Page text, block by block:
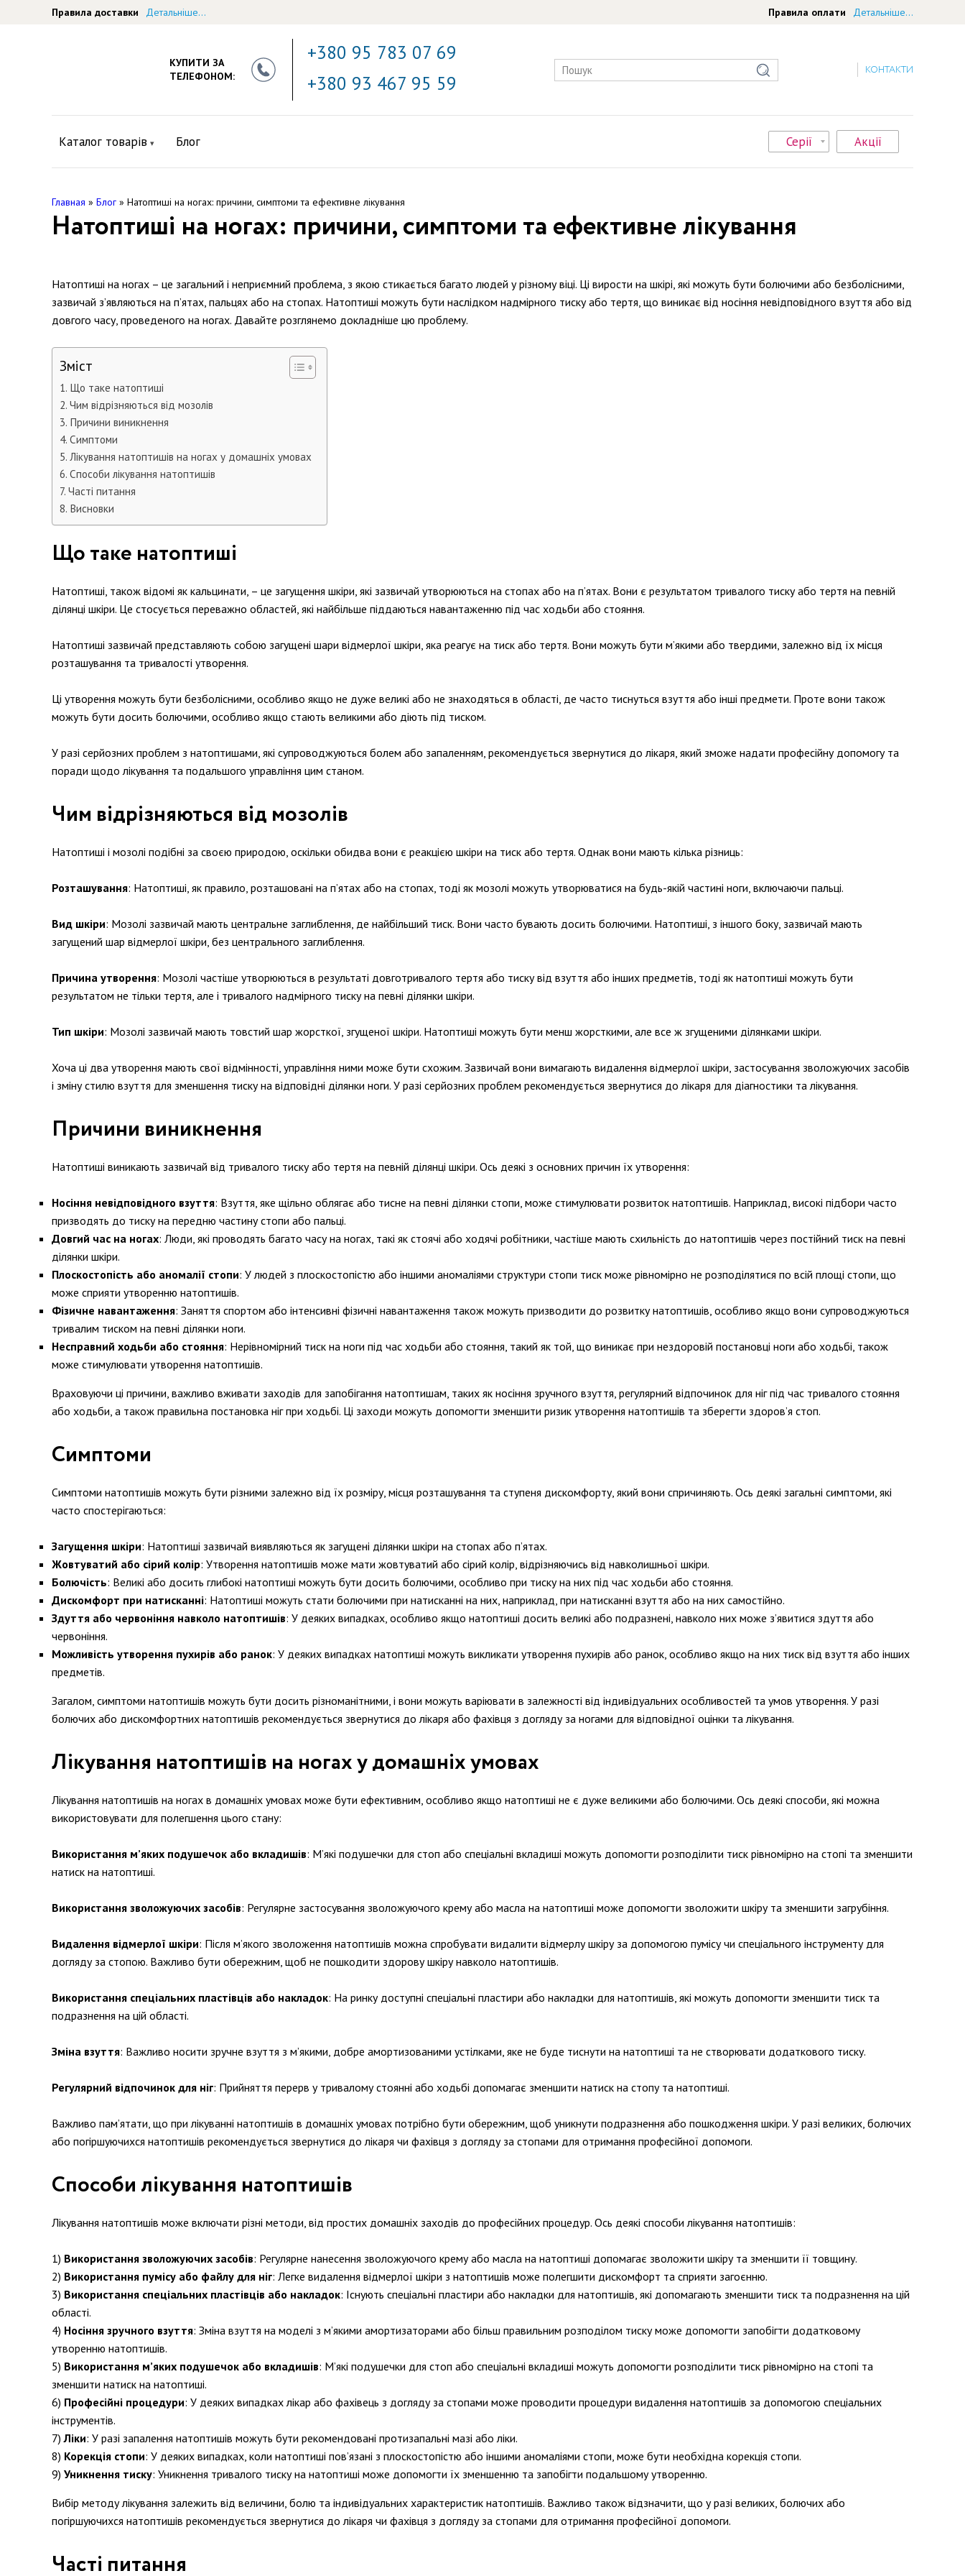
Правила доставки Детальніше... Правила оплати Детальніше...
КУПИТИ ЗА
ТЕЛЕФОНОМ:
+380 95 783 07 69
+380 93 467 95 59
КОНТАКТИ
Каталог товарів Блог Серії Акції
Главная » Блог » Натоптиші на ногах: причини, симптоми та ефективне лікування
Натоптиші на ногах: причини, симптоми та ефективне лікування
Натоптиші на ногах – це загальний і неприємний проблема, з якою стикається багато людей у різному віці. Ці вирости на шкірі, які можуть бути болючими або безболісними,
зазвичай з’являються на п’ятах, пальцях або на стопах. Натоптиші можуть бути наслідком надмірного тиску або тертя, що виникає від носіння невідповідного взуття або від
довгого часу, проведеного на ногах. Давайте розглянемо докладніше цю проблему.
Зміст
Що таке натоптиші
Чим відрізняються від мозолів
Причини виникнення
Симптоми
Лікування натоптишів на ногах у домашніх умовах
Способи лікування натоптишів
Часті питання
Висновки
Що таке натоптиші
Натоптиші, також відомі як кальцинати, – це загущення шкіри, які зазвичай утворюються на стопах або на п’ятах. Вони є результатом тривалого тиску або тертя на певній
ділянці шкіри. Це стосується переважно областей, які найбільше піддаються навантаженню під час ходьби або стояння.
Натоптиші зазвичай представляють собою загущені шари відмерлої шкіри, яка реагує на тиск або тертя. Вони можуть бути м’якими або твердими, залежно від їх місця
розташування та тривалості утворення.
Ці утворення можуть бути безболісними, особливо якщо не дуже великі або не знаходяться в області, де часто тиснуться взуття або інші предмети. Проте вони також
можуть бути досить болючими, особливо якщо стають великими або діють під тиском.
У разі серйозних проблем з натоптишами, які супроводжуються болем або запаленням, рекомендується звернутися до лікаря, який зможе надати професійну допомогу та
поради щодо лікування та подальшого управління цим станом.
Чим відрізняються від мозолів
Натоптиші і мозолі подібні за своєю природою, оскільки обидва вони є реакцією шкіри на тиск або тертя. Однак вони мають кілька різниць:
Розташування: Натоптиші, як правило, розташовані на п’ятах або на стопах, тоді як мозолі можуть утворюватися на будь-якій частині ноги, включаючи пальці.
Вид шкіри: Мозолі зазвичай мають центральне заглиблення, де найбільший тиск. Вони часто бувають досить болючими. Натоптиші, з іншого боку, зазвичай мають
загущений шар відмерлої шкіри, без центрального заглиблення.
Причина утворення: Мозолі частіше утворюються в результаті довготривалого тертя або тиску від взуття або інших предметів, тоді як натоптиші можуть бути
результатом не тільки тертя, але і тривалого надмірного тиску на певні ділянки шкіри.
Тип шкіри: Мозолі зазвичай мають товстий шар жорсткої, згущеної шкіри. Натоптиші можуть бути менш жорсткими, але все ж згущеними ділянками шкіри.
Хоча ці два утворення мають свої відмінності, управління ними може бути схожим. Зазвичай вони вимагають видалення відмерлої шкіри, застосування зволожуючих засобів
і зміну стилю взуття для зменшення тиску на відповідні ділянки ноги. У разі серйозних проблем рекомендується звернутися до лікаря для діагностики та лікування.
Причини виникнення
Натоптиші виникають зазвичай від тривалого тиску або тертя на певній ділянці шкіри. Ось деякі з основних причин їх утворення:
Носіння невідповідного взуття: Взуття, яке щільно облягає або тисне на певні ділянки стопи, може стимулювати розвиток натоптишів. Наприклад, високі підбори часто
призводять до тиску на передню частину стопи або пальці.
Довгий час на ногах: Люди, які проводять багато часу на ногах, такі як стоячі або ходячі робітники, частіше мають схильність до натоптишів через постійний тиск на певні
ділянки шкіри.
Плоскостопість або аномалії стопи: У людей з плоскостопістю або іншими аномаліями структури стопи тиск може рівномірно не розподілятися по всій площі стопи, що
може сприяти утворенню натоптишів.
Фізичне навантаження: Заняття спортом або інтенсивні фізичні навантаження також можуть призводити до розвитку натоптишів, особливо якщо вони супроводжуються
тривалим тиском на певні ділянки ноги.
Несправний ходьби або стояння: Нерівномірний тиск на ноги під час ходьби або стояння, такий як той, що виникає при нездоровій постановці ноги або ходьбі, також
може стимулювати утворення натоптишів.
Враховуючи ці причини, важливо вживати заходів для запобігання натоптишам, таких як носіння зручного взуття, регулярний відпочинок для ніг під час тривалого стояння
або ходьби, а також правильна постановка ніг при ходьбі. Ці заходи можуть допомогти зменшити ризик утворення натоптишів та зберегти здоров’я стоп.
Симптоми
Симптоми натоптишів можуть бути різними залежно від їх розміру, місця розташування та ступеня дискомфорту, який вони спричиняють. Ось деякі загальні симптоми, які
часто спостерігаються:
Загущення шкіри: Натоптиші зазвичай виявляються як загущені ділянки шкіри на стопах або п’ятах.
Жовтуватий або сірий колір: Утворення натоптишів може мати жовтуватий або сірий колір, відрізняючись від навколишньої шкіри.
Болючість: Великі або досить глибокі натоптиші можуть бути досить болючими, особливо при тиску на них під час ходьби або стояння.
Дискомфорт при натисканні: Натоптиші можуть стати болючими при натисканні на них, наприклад, при натисканні взуття або на них самостійно.
Здуття або червоніння навколо натоптишів: У деяких випадках, особливо якщо натоптиші досить великі або подразнені, навколо них може з’явитися здуття або
червоніння.
Можливість утворення пухирів або ранок: У деяких випадках натоптиші можуть викликати утворення пухирів або ранок, особливо якщо на них тиск від взуття або інших
предметів.
Загалом, симптоми натоптишів можуть бути досить різноманітними, і вони можуть варіювати в залежності від індивідуальних особливостей та умов утворення. У разі
болючих або дискомфортних натоптишів рекомендується звернутися до лікаря або фахівця з догляду за ногами для відповідної оцінки та лікування.
Лікування натоптишів на ногах у домашніх умовах
Лікування натоптишів на ногах в домашніх умовах може бути ефективним, особливо якщо натоптиші не є дуже великими або болючими. Ось деякі способи, які можна
використовувати для полегшення цього стану:
Використання м’яких подушечок або вкладишів: М’які подушечки для стоп або спеціальні вкладиші можуть допомогти розподілити тиск рівномірно на стопі та зменшити
натиск на натоптиші.
Використання зволожуючих засобів: Регулярне застосування зволожуючого крему або масла на натоптиші може допомогти зволожити шкіру та зменшити загрубіння.
Видалення відмерлої шкіри: Після м’якого зволоження натоптишів можна спробувати видалити відмерлу шкіру за допомогою пумісу чи спеціального інструменту для
догляду за стопою. Важливо бути обережним, щоб не пошкодити здорову шкіру навколо натоптишів.
Використання спеціальних пластівців або накладок: На ринку доступні спеціальні пластири або накладки для натоптишів, які можуть допомогти зменшити тиск та
подразнення на цій області.
Зміна взуття: Важливо носити зручне взуття з м’якими, добре амортизованими устілками, яке не буде тиснути на натоптиші та не створювати додаткового тиску.
Регулярний відпочинок для ніг: Прийняття перерв у тривалому стоянні або ходьбі допомагає зменшити натиск на стопу та натоптиші.
Важливо пам’ятати, що при лікуванні натоптишів в домашніх умовах потрібно бути обережним, щоб уникнути подразнення або пошкодження шкіри. У разі великих, болючих
або погіршуючихся натоптишів рекомендується звернутися до лікаря чи фахівця з догляду за стопами для отримання професійної допомоги.
Способи лікування натоптишів
Лікування натоптишів може включати різні методи, від простих домашніх заходів до професійних процедур. Ось деякі способи лікування натоптишів:
Використання зволожуючих засобів: Регулярне нанесення зволожуючого крему або масла на натоптиші допомагає зволожити шкіру та зменшити її товщину.
Використання пумісу або файлу для ніг: Легке видалення відмерлої шкіри з натоптишів може полегшити дискомфорт та сприяти загоєнню.
Використання спеціальних пластівців або накладок: Існують спеціальні пластири або накладки для натоптишів, які допомагають зменшити тиск та подразнення на цій
області.
Носіння зручного взуття: Зміна взуття на моделі з м’якими амортизаторами або більш правильним розподілом тиску може допомогти запобігти додатковому
утворенню натоптишів.
Використання м’яких подушечок або вкладишів: М’які подушечки для стоп або спеціальні вкладиші можуть допомогти розподілити тиск рівномірно на стопі та
зменшити натиск на натоптиші.
Професійні процедури: У деяких випадках лікар або фахівець з догляду за стопами може проводити процедури видалення натоптишів за допомогою спеціальних
інструментів.
Ліки: У разі запалення натоптишів можуть бути рекомендовані протизапальні мазі або ліки.
Корекція стопи: У деяких випадках, коли натоптиші пов’язані з плоскостопістю або іншими аномаліями стопи, може бути необхідна корекція стопи.
Уникнення тиску: Уникнення тривалого тиску на натоптиші може допомогти їх зменшенню та запобігти подальшому утворенню.
Вибір методу лікування залежить від величини, болю та індивідуальних характеристик натоптишів. Важливо також відзначити, що у разі великих, болючих або
погіршуючихся натоптишів рекомендується звернутися до лікаря чи фахівця з догляду за стопами для отримання професійної допомоги.
Часті питання